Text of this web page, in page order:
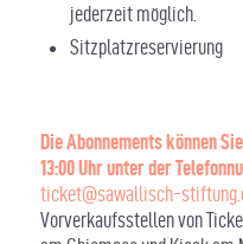
jederzeit möglich.
Sitzplatzreservierung
Die Abonnements können
13:00 Uhr unter der
ticket@sawallisch-
Vorverkaufsstellen von